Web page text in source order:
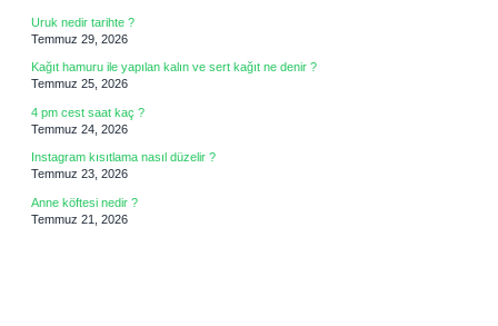
Uruk nedir tarihte ?
Temmuz 29, 2026
Kağıt hamuru ile yapılan kalın ve sert kağıt ne denir ?
Temmuz 25, 2026
4 pm cest saat kaç ?
Temmuz 24, 2026
Instagram kısıtlama nasıl düzelir ?
Temmuz 23, 2026
Anne köftesi nedir ?
Temmuz 21, 2026